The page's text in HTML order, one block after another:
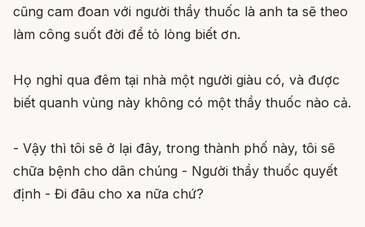
cũng cam đoan với người thầy thuốc là anh ta sẽ theo
làm công suốt đời để tỏ lòng biết ơn.
Họ nghỉ qua đêm tại nhà một người giàu có, và được
biết quanh vùng này không có một thầy thuốc nào cả.
- Vậy thì tôi sẽ ở lại đây, trong thành phố này, tôi sẽ
chữa bệnh cho dân chúng - Người thầy thuốc quyết
định - Đi đâu cho xa nữa chứ?